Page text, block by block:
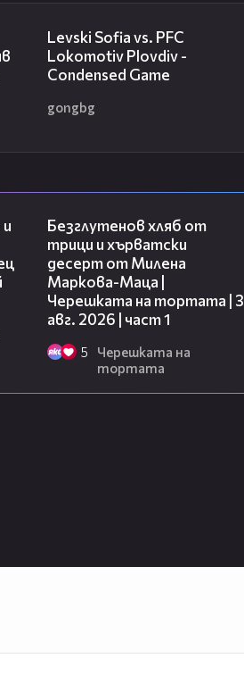
Levski Sofia vs. PFC
Lokomotiv Plovdiv -
Condensed Game
gongbg
Безглутенов хляб от
трици и хърватски
десерт от Милена
Маркова-Маца |
Черешката на тортата | 3
авг. 2026 | част 1
5
Черешката на
тортата